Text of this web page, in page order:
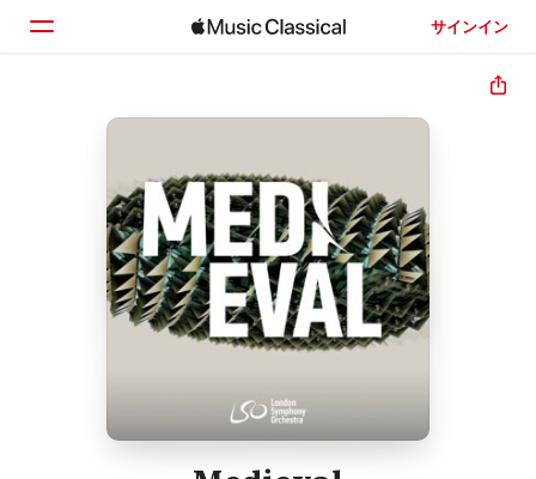
サインイン
ホーム
検索